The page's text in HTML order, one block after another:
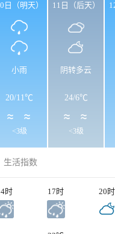
日（明天）
小雨
20/11℃
<3级
11日（后天）
阴转多云
24/6℃
<3级
生活指数
时 17时 20时